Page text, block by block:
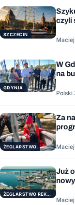
SZCZECIN
czyli
GDYNIA
W
na
Polski
ŻEGLARSTWO
Za
ŻEGLARSTWO REKERACYJNE
Już